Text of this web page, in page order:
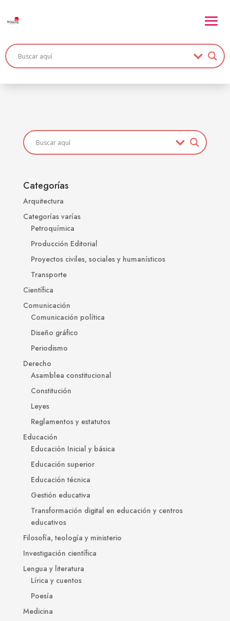
Categorías
Arquitectura
Categorías varías
Petroquímica
Producción Editorial
Proyectos civiles, sociales y humanísticos
Transporte
Científica
Comunicación
Comunicación política
Diseño gráfico
Periodismo
Derecho
Asamblea constitucional
Constitución
Leyes
Reglamentos y estatutos
Educación
Educación Inicial y básica
Educación superior
Educación técnica
Gestión educativa
Transformación digital en educación y centros
educativos
Filosofía, teología y ministerio
Investigación científica
Lengua y literatura
Lírica y cuentos
Poesía
Medicina